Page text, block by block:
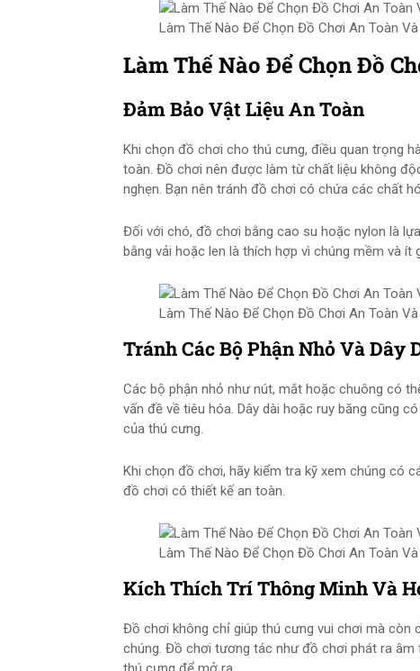
Làm Thế Nào Để Chọn Đồ Chơi An Toàn
Làm Thế Nào Để Chọn Đồ
Đảm Bảo Vật Liệu An Toàn
Khi chọn đồ chơi cho thú cưng, điều quan trọng
toàn. Đồ chơi nên được làm từ chất liệu không
nghẹn. Bạn nên tránh đồ chơi có chứa các chất
Đối với chó, đồ chơi bằng cao su hoặc nylon là
bằng vải hoặc len là thích hợp vì chúng mềm và ít
Làm Thế Nào Để Chọn Đồ Chơi An Toàn
Tránh Các Bộ Phận Nhỏ Và Dây
Các bộ phận nhỏ như nút, mắt hoặc chuông có
vấn đề về tiêu hóa. Dây dài hoặc ruy băng cũng
của thú cưng.
Khi chọn đồ chơi, hãy kiểm tra kỹ xem chúng có
đồ chơi có thiết kế an toàn.
Làm Thế Nào Để Chọn Đồ Chơi An Toàn
Kích Thích Trí Thông Minh Và
Đồ chơi không chỉ giúp thú cưng vui chơi mà còn
chúng. Đồ chơi tương tác như đồ chơi phát ra